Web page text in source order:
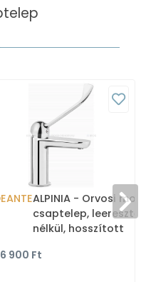
ALPINIA - Orvosi
csaptelep, leeresztő
nélkül, hosszított
Krómozott
900 Ft